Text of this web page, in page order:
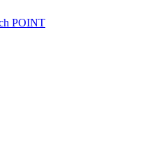
POINT